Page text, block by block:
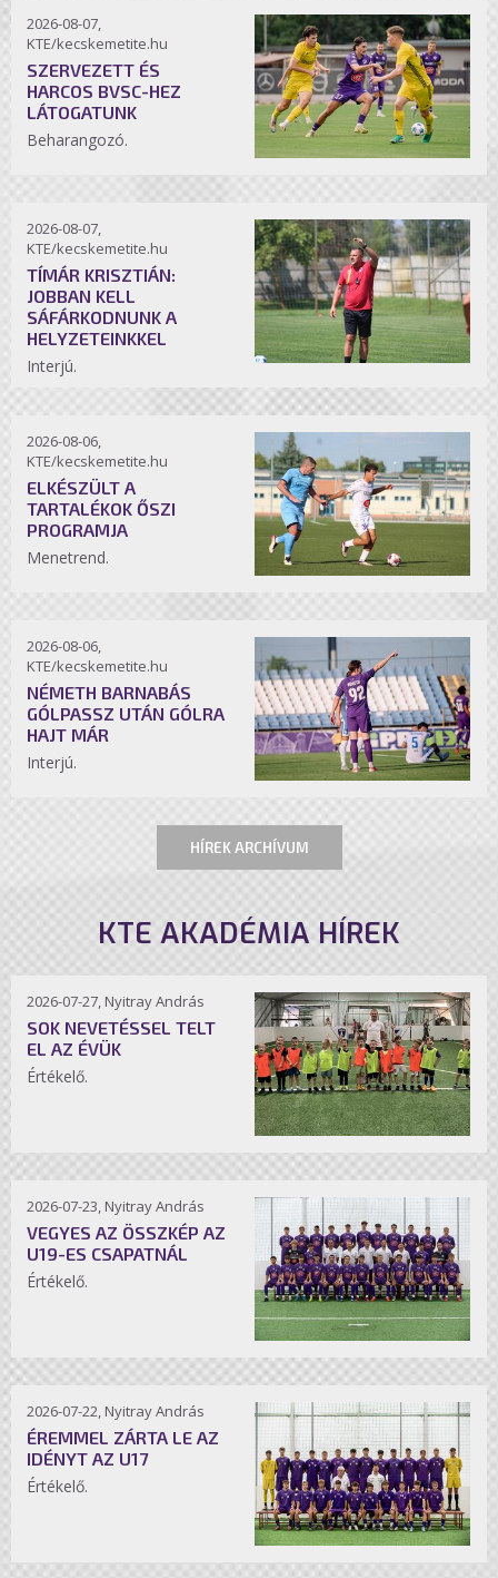
2026-08-07,
KTE/kecskemetite.hu
SZERVEZETT ÉS
HARCOS BVSC-HEZ
LÁTOGATUNK
Beharangozó.
2026-08-07,
KTE/kecskemetite.hu
TÍMÁR KRISZTIÁN:
JOBBAN KELL
SÁFÁRKODNUNK A
HELYZETEINKKEL
Interjú.
2026-08-06,
KTE/kecskemetite.hu
ELKÉSZÜLT A
TARTALÉKOK ŐSZI
PROGRAMJA
Menetrend.
2026-08-06,
KTE/kecskemetite.hu
NÉMETH BARNABÁS
GÓLPASSZ UTÁN GÓLRA
HAJT MÁR
Interjú.
HÍREK ARCHÍVUM
KTE AKADÉMIA HÍREK
2026-07-27, Nyitray András
SOK NEVETÉSSEL TELT
EL AZ ÉVÜK
Értékelő.
2026-07-23, Nyitray András
VEGYES AZ ÖSSZKÉP AZ
U19-ES CSAPATNÁL
Értékelő.
2026-07-22, Nyitray András
ÉREMMEL ZÁRTA LE AZ
IDÉNYT AZ U17
Értékelő.